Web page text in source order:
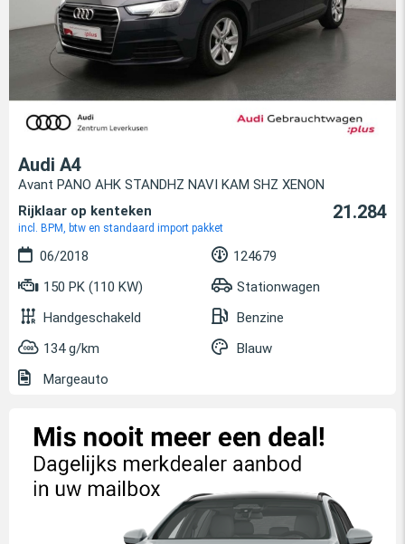
Audi A4
Avant PANO AHK STANDHZ NAVI KAM SHZ XENON
Rijklaar op kenteken
incl. BPM, btw en standaard import pakket
21.284
06/2018
124679
150 PK (110 KW)
Stationwagen
Handgeschakeld
Benzine
134 g/km
Blauw
Margeauto